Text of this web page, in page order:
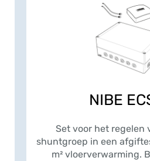
NIBE
Set voor het regelen
shuntgroep in een
m² vloerverwarming.